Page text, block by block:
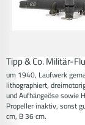
Tipp & Co. Militär-
um 1940, Laufwerk
lithographiert,
und Aufhängeöse sowie
Propeller inaktiv, sonst
cm, B 36 cm.